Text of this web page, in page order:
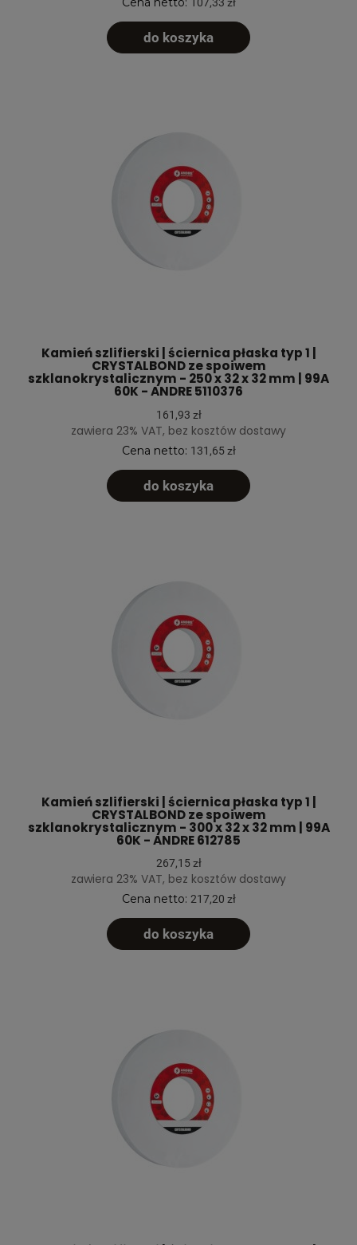
do koszyka
Kamień szlifierski | ściernica płaska typ 1 |
CRYSTALBOND ze spoiwem
szklanokrystalicznym - 250 x 32 x 32 mm | 99A
60K - ANDRE 5110376
161,93 zł
zawiera 23% VAT, bez kosztów dostawy
Cena netto: 131,65 zł
do koszyka
Kamień szlifierski | ściernica płaska typ 1 |
CRYSTALBOND ze spoiwem
szklanokrystalicznym - 300 x 32 x 32 mm | 99A
60K - ANDRE 612785
267,15 zł
zawiera 23% VAT, bez kosztów dostawy
Cena netto: 217,20 zł
do koszyka